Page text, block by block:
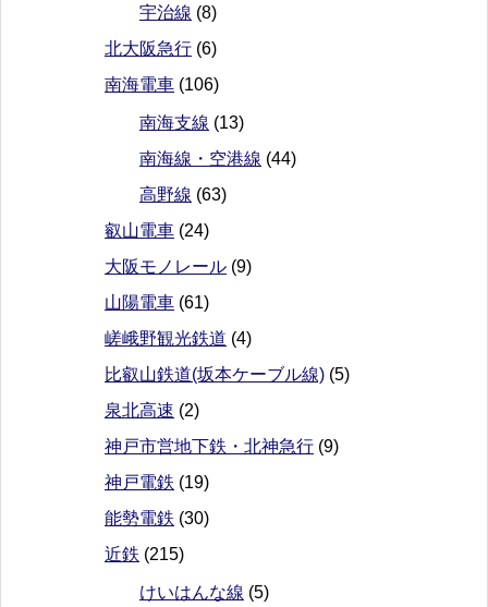
宇治線 (8)
北大阪急行 (6)
南海電車 (106)
南海支線 (13)
南海線・空港線 (44)
高野線 (63)
叡山電車 (24)
大阪モノレール (9)
山陽電車 (61)
嵯峨野観光鉄道 (4)
比叡山鉄道(坂本ケーブル線) (5)
泉北高速 (2)
神戸市営地下鉄・北神急行 (9)
神戸電鉄 (19)
能勢電鉄 (30)
近鉄 (215)
けいはんな線 (5)